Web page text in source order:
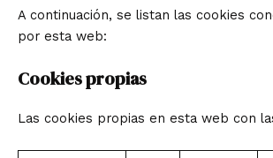
A continuación, se listan las cookies
por esta web:
Cookies propias
Las cookies propias en esta web con